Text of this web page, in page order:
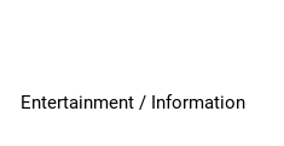
Entertainment / Information